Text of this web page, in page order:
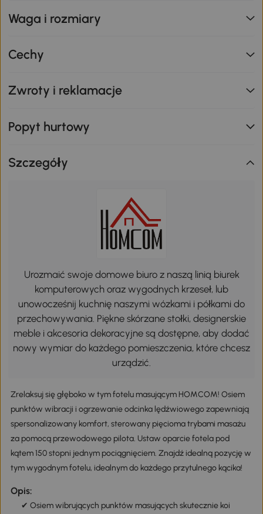
Waga i rozmiary
Cechy
Zwroty i reklamacje
Popyt hurtowy
Szczegóły
Urozmaić swoje domowe biuro z naszą linią biurek
komputerowych oraz wygodnych krzeseł, lub
unowocześnij kuchnię naszymi wózkami i półkami do
przechowywania. Piękne skórzane stołki, designerskie
meble i akcesoria dekoracyjne są dostępne, aby dodać
nowy wymiar do każdego pomieszczenia, które chcesz
urządzić.
Zrelaksuj się głęboko w tym fotelu masującym HOMCOM! Osiem
punktów wibracji i ogrzewanie odcinka lędźwiowego zapewniają
spersonalizowany komfort, sterowany pięcioma trybami masażu
za pomocą przewodowego pilota. Ustaw oparcie fotela pod
kątem 150 stopni jednym pociągnięciem. Znajdź idealną pozycję w
tym wygodnym fotelu, idealnym do każdego przytulnego kącika!
Opis:
✔ Osiem wibrujących punktów masujących skutecznie koi